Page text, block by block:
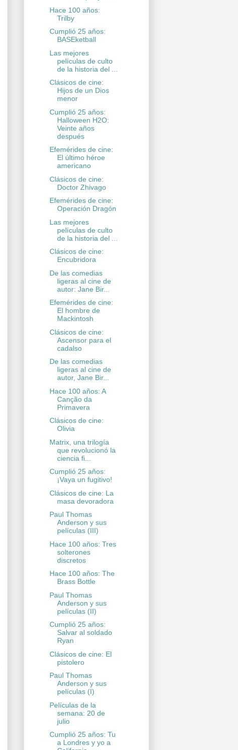
Hace 100 años:
Trilby
Cumplió 25 años:
BASEketball
Las mejores
películas de culto
de la historia del ...
Clásicos de cine:
Hijos de un Dios
menor
Cumplió 25 años:
Halloween H2O:
Veinte años
después
Efemérides de cine:
El último héroe
americano
Clásicos de cine:
Doctor Zhivago
Efemérides de cine:
Operación Dragón
Las mejores
películas de culto
de la historia del ...
Clásicos de cine:
Encubridora
De las comedias
ligeras al cine de
autor: Jane Bir...
Efemérides de cine:
El hombre de
Mackintosh
Clásicos de cine:
Ascensor para el
cadalso
De las comedias
ligeras al cine de
autor, Jane Bir...
Hace 100 años: A
Canção da
Primavera
Clásicos de cine:
Olivia
Matrix, una trilogía
que revolucionó la
ciencia fi...
Cumplió 25 años:
¡Vaya un fugitivo!
Clásicos de cine: La
masa devoradora
Paul Thomas
Anderson y sus
películas (III)
Hace 100 años: Tres
solterones
discretos
Hace 100 años: The
Brass Bottle
Paul Thomas
Anderson y sus
películas (II)
Cumplió 25 años:
Salvar al soldado
Ryan
Clásicos de cine: El
pistolero
Paul Thomas
Anderson y sus
películas (I)
Películas de la
semana: 20 de
julio
Cumplió 25 años: Tu
a Londres y yo a